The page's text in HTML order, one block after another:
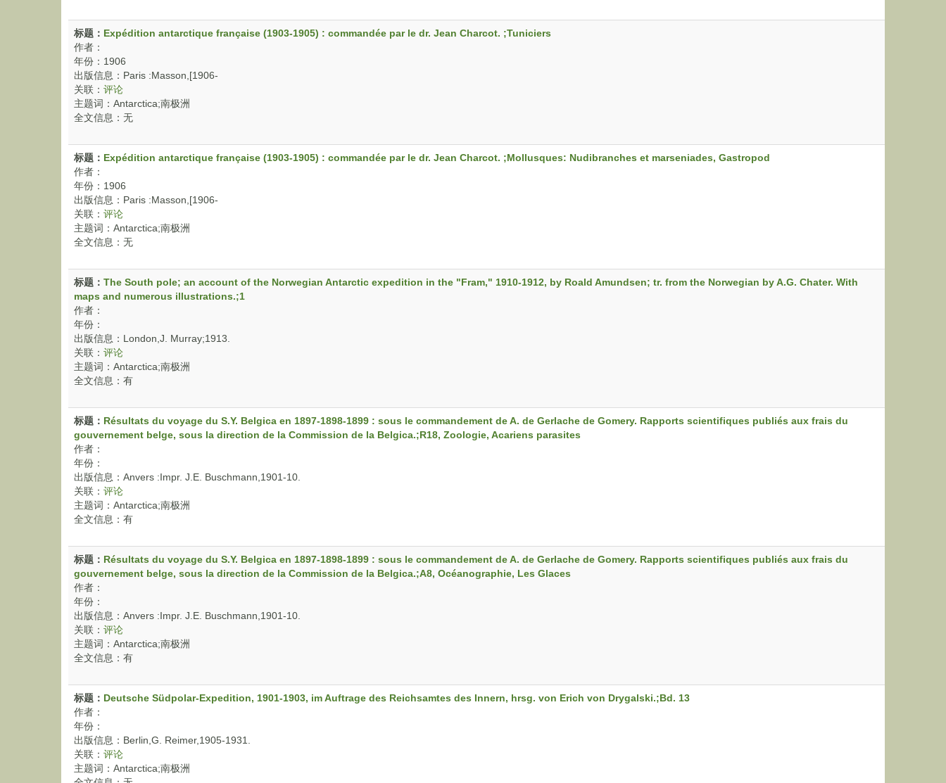
标题： Expédition antarctique française (1903-1905) : commandée par le dr. Jean Charcot. ;Tuniciers
作者：
年份：1906
出版信息：Paris :Masson,[1906-
关联： 评论
主题词：Antarctica;南极洲
全文信息：无
标题： Expédition antarctique française (1903-1905) : commandée par le dr. Jean Charcot. ;Mollusques: Nudibranches et marseniades, Gastropod
作者：
年份：1906
出版信息：Paris :Masson,[1906-
关联： 评论
主题词：Antarctica;南极洲
全文信息：无
标题： The South pole; an account of the Norwegian Antarctic expedition in the "Fram," 1910-1912, by Roald Amundsen; tr. from the Norwegian by A.G. Chater. With
maps and numerous illustrations.;1
作者：
年份：
出版信息：London,J. Murray;1913.
关联： 评论
主题词：Antarctica;南极洲
全文信息：有
标题： Résultats du voyage du S.Y. Belgica en 1897-1898-1899 : sous le commandement de A. de Gerlache de Gomery. Rapports scientifiques publiés aux frais du
gouvernement belge, sous la direction de la Commission de la Belgica.;R18, Zoologie, Acariens parasites
作者：
年份：
出版信息：Anvers :Impr. J.E. Buschmann,1901-10.
关联： 评论
主题词：Antarctica;南极洲
全文信息：有
标题： Résultats du voyage du S.Y. Belgica en 1897-1898-1899 : sous le commandement de A. de Gerlache de Gomery. Rapports scientifiques publiés aux frais du
gouvernement belge, sous la direction de la Commission de la Belgica.;A8, Océanographie, Les Glaces
作者：
年份：
出版信息：Anvers :Impr. J.E. Buschmann,1901-10.
关联： 评论
主题词：Antarctica;南极洲
全文信息：有
标题： Deutsche Südpolar-Expedition, 1901-1903, im Auftrage des Reichsamtes des Innern, hrsg. von Erich von Drygalski.;Bd. 13
作者：
年份：
出版信息：Berlin,G. Reimer,1905-1931.
关联： 评论
主题词：Antarctica;南极洲